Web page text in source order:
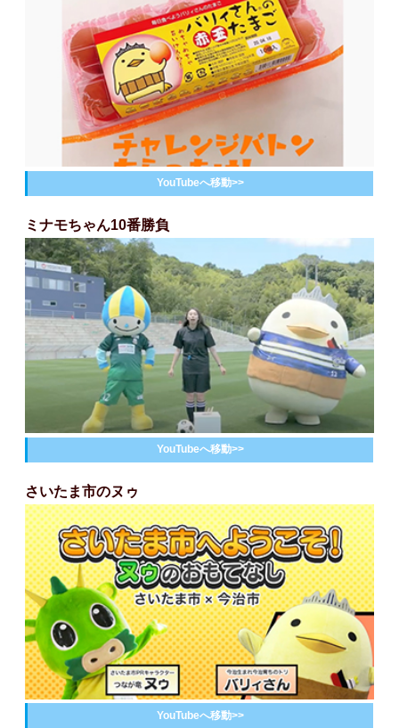
YouTubeへ移動>>
ミナモちゃん10番勝負
YouTubeへ移動>>
さいたま市のヌゥ
YouTubeへ移動>>